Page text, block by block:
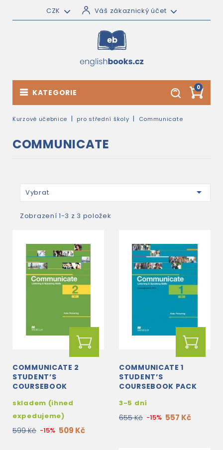
CZK Váš zákaznický účet
0
KATEGORIE
Kurzové učebnice pro střední školy Communicate
COMMUNICATE
Vybrat 
Zobrazení 1-3 z 3 položek
COMMUNICATE 2
STUDENT’S
COURSEBOOK
skladem (ihned
expedujeme)
599 Kč -15% 509 Kč
COMMUNICATE 1
STUDENT’S
COURSEBOOK PACK
3-5 dní
655 Kč -15% 557 Kč